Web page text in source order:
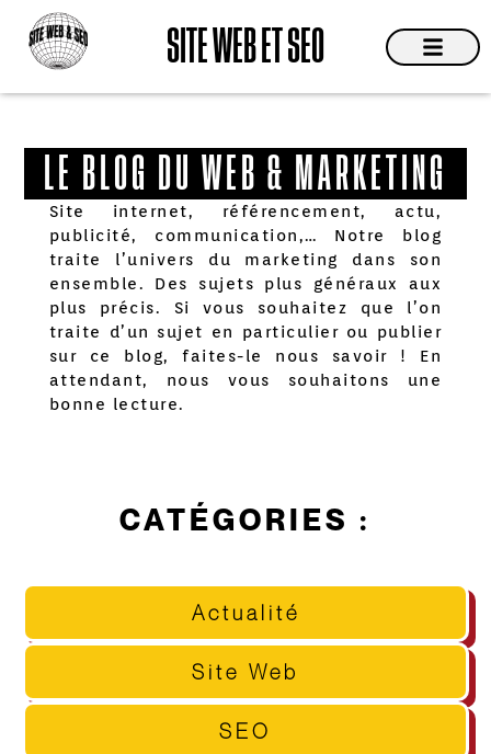
contenu
SITE WEB ET SEO
LE BLOG DU WEB & MARKETING
Site internet, référencement, actu,
publicité, communication,… Notre blog
traite l’univers du marketing dans son
ensemble. Des sujets plus généraux aux
plus précis. Si vous souhaitez que l’on
traite d’un sujet en particulier ou publier
sur ce blog, faites-le nous savoir ! En
attendant, nous vous souhaitons une
bonne lecture.
CATÉGORIES :
Actualité
Site Web
SEO